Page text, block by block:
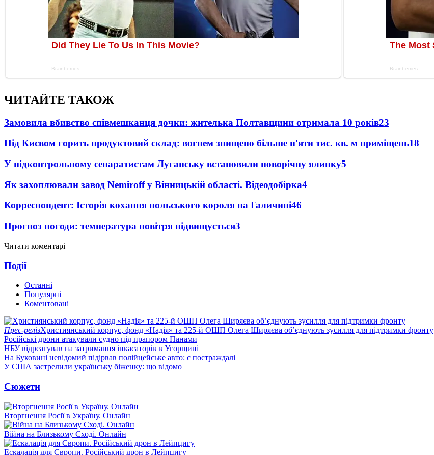
ЧИТАЙТЕ ТАКОЖ
Замовила вбивство співмешканця дочки: жителька Полтавщини отримала 10 років23
Під Києвом горить продуктовий склад: вогнем знищено більше п'яти тис. кв. м приміщень18
У підконтрольному сепаратистам Луганську встановили новорічну ялинку5
Як захоплювали завод Nemiroff у Вінницькій області. Відеодобірка4
Корреспондент: Історія кохання польського короля на Галичині46
Прогноз погоди: температура повітря підвищується3
Читати коментарі
Події
Останні
Популярні
Коментовані
Прес-релізХристиянський корпус, фонд «Надія» та 225-й ОШП Олега Ширяєва об’єднують зусилля для підтримки фронту
Російські дрони атакували судно під прапором Панами
НБУ відреагував на затримання інкасаторів в Угорщині
На Буковині невідомий підірвав полійцейське авто: є постраждалі
У США застрелили українську біженку: що відомо
Сюжети
Вторгнення Росії в Україну. Онлайн
Війна на Близькому Сході. Онлайн
Ескалація для Європи. Російський дрон в Лейпцигу